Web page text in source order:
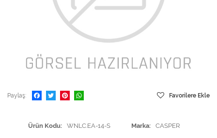
Paylaş Favorilere Ekle
Ürün Kodu WNLC.EA-14-S Marka CASPER